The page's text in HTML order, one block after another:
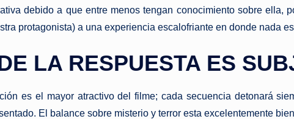
debido a que entre menos tengan conocimiento sobre ella,
protagonista) a una experiencia escalofriante en donde nada
LA RESPUESTA ES
es el mayor atractivo del filme; cada secuencia detonará
El balance sobre misterio y terror esta excelentemente